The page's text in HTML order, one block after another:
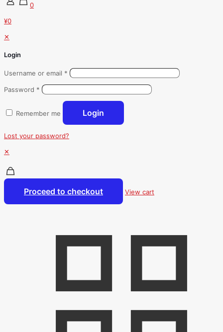
0
¥0
✕
Login
Username or email *
Password *
Remember me Login
Lost your password?
✕
Proceed to checkout View cart